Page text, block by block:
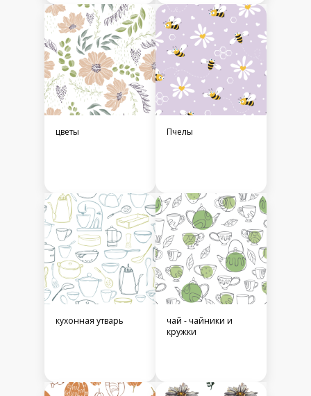
цветы Пчелы
кухонная утварь
чай - чайники и
кружки